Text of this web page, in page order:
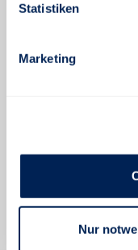
Statistiken
Marketing
Nur
Sie haben den